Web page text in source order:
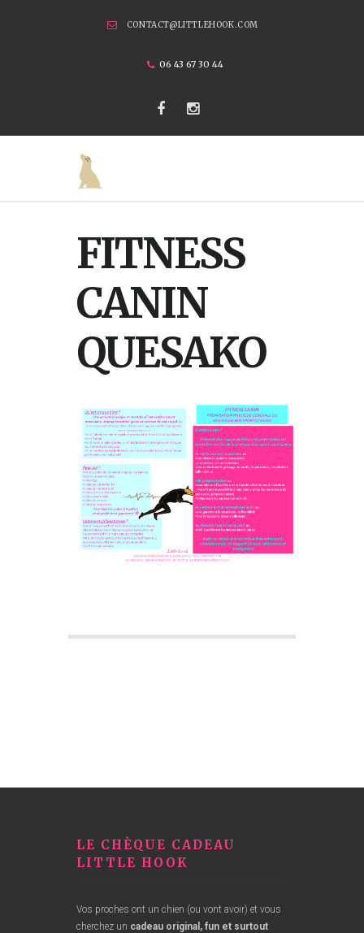
CONTACT@LITTLEHOOK.COM
06 43 67 30 44
FITNESS
CANIN
QUESAKO
LE CHÈQUE CADEAU
LITTLE HOOK
Vos proches ont un chien (ou vont avoir) et vous
cherchez un cadeau original , fun et surtout